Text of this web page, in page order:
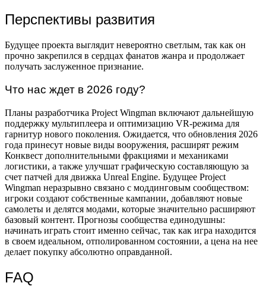
Перспективы развития
Будущее проекта выглядит невероятно светлым, так как он
прочно закрепился в сердцах фанатов жанра и продолжает
получать заслуженное признание.
Что нас ждет в 2026 году?
Планы разработчика Project Wingman включают дальнейшую
поддержку мультиплеера и оптимизацию VR-режима для
гарнитур нового поколения. Ожидается, что обновления 2026
года принесут новые виды вооружения, расширят режим
Конквест дополнительными фракциями и механиками
логистики, а также улучшат графическую составляющую за
счет патчей для движка Unreal Engine. Будущее Project
Wingman неразрывно связано с моддинговым сообществом:
игроки создают собственные кампании, добавляют новые
самолеты и делятся модами, которые значительно расширяют
базовый контент. Прогнозы сообщества единодушны:
начинать играть стоит именно сейчас, так как игра находится
в своем идеальном, отполированном состоянии, а цена на нее
делает покупку абсолютно оправданной.
FAQ